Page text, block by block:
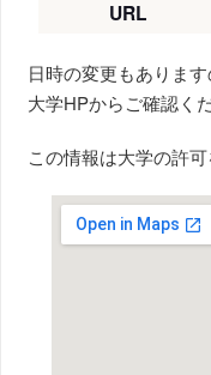
URL
日時の変更もありま
大学HPからご確認くだ
この情報は大学の許可